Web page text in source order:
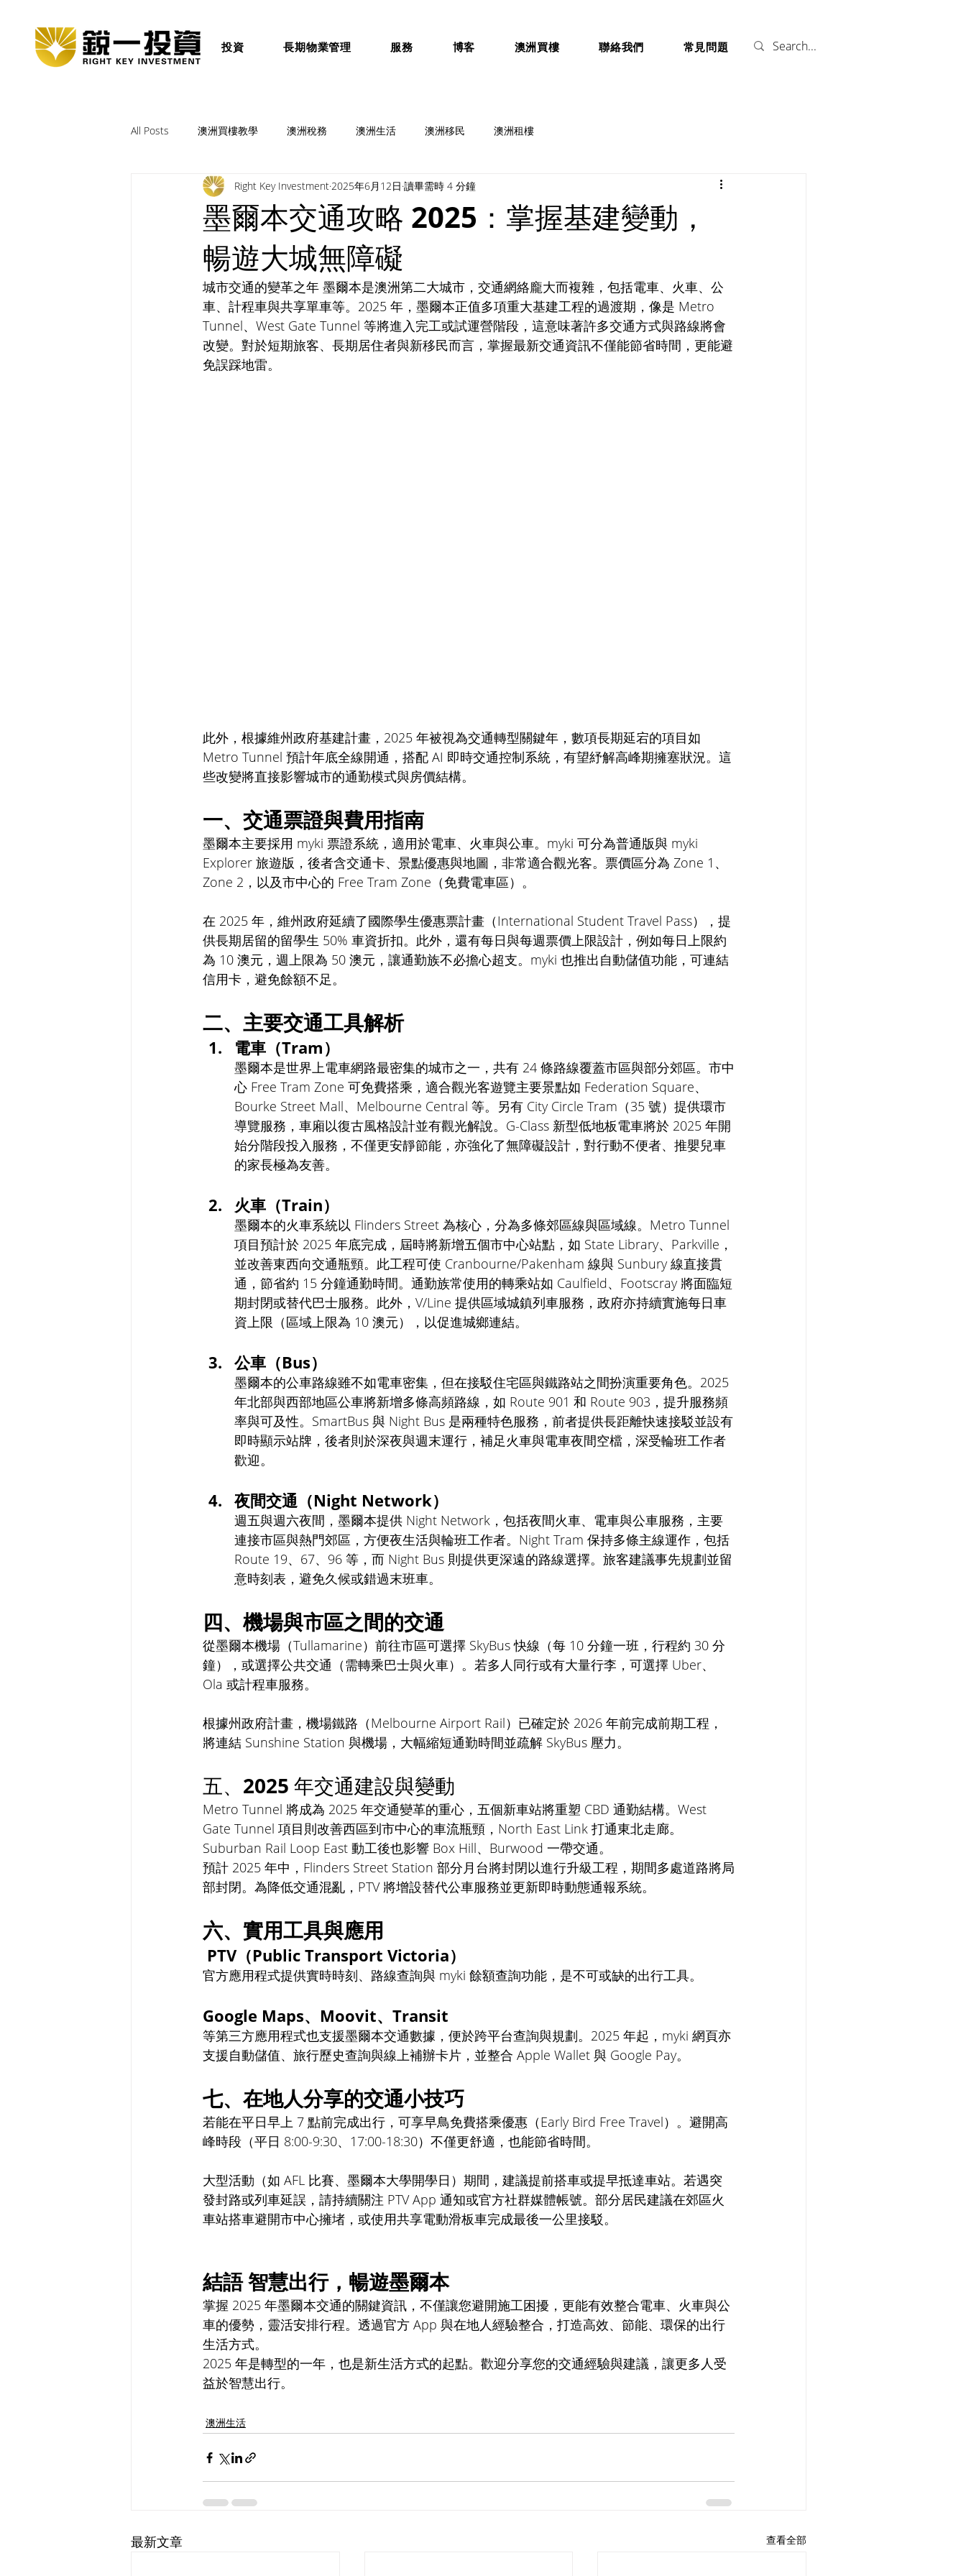
投資 長期物業管理 服務 博客 澳洲買樓 聯絡我們 常見問題
All Posts 澳洲買樓教學 澳洲稅務 澳洲生活 澳洲移民 澳洲租樓
墨爾本交通攻略 2025：掌握基建變動，
暢遊大城無障礙
Right Key Investment 2025年6月12日 讀畢需時 4 分鐘
城市交通的變革之年 墨爾本是澳洲第二大城市，交通網絡龐大而複雜，包括電車、火車、公
車、計程車與共享單車等。2025 年，墨爾本正值多項重大基建工程的過渡期，像是 Metro
Tunnel、West Gate Tunnel 等將進入完工或試運營階段，這意味著許多交通方式與路線將會
改變。對於短期旅客、長期居住者與新移民而言，掌握最新交通資訊不僅能節省時間，更能避
免誤踩地雷。
此外，根據維州政府基建計畫，2025 年被視為交通轉型關鍵年，數項長期延宕的項目如
Metro Tunnel 預計年底全線開通，搭配 AI 即時交通控制系統，有望紓解高峰期擁塞狀況。這
些改變將直接影響城市的通勤模式與房價結構。
一、交通票證與費用指南
墨爾本主要採用 myki 票證系統，適用於電車、火車與公車。myki 可分為普通版與 myki
Explorer 旅遊版，後者含交通卡、景點優惠與地圖，非常適合觀光客。票價區分為 Zone 1、
Zone 2，以及市中心的 Free Tram Zone（免費電車區）。
在 2025 年，維州政府延續了國際學生優惠票計畫（International Student Travel Pass），提
供長期居留的留學生 50% 車資折扣。此外，還有每日與每週票價上限設計，例如每日上限約
為 10 澳元，週上限為 50 澳元，讓通勤族不必擔心超支。myki 也推出自動儲值功能，可連結
信用卡，避免餘額不足。
二、主要交通工具解析
電車（Tram）
墨爾本是世界上電車網路最密集的城市之一，共有 24 條路線覆蓋市區與部分郊區。市中
心 Free Tram Zone 可免費搭乘，適合觀光客遊覽主要景點如 Federation Square、
Bourke Street Mall、Melbourne Central 等。另有 City Circle Tram（35 號）提供環市
導覽服務，車廂以復古風格設計並有觀光解說。G-Class 新型低地板電車將於 2025 年開
始分階段投入服務，不僅更安靜節能，亦強化了無障礙設計，對行動不便者、推嬰兒車
的家長極為友善。
火車（Train）
墨爾本的火車系統以 Flinders Street 為核心，分為多條郊區線與區域線。Metro Tunnel
項目預計於 2025 年底完成，屆時將新增五個市中心站點，如 State Library、Parkville，
並改善東西向交通瓶頸。此工程可使 Cranbourne/Pakenham 線與 Sunbury 線直接貫
通，節省約 15 分鐘通勤時間。通勤族常使用的轉乘站如 Caulfield、Footscray 將面臨短
期封閉或替代巴士服務。此外，V/Line 提供區域城鎮列車服務，政府亦持續實施每日車
資上限（區域上限為 10 澳元），以促進城鄉連結。
公車（Bus）
墨爾本的公車路線雖不如電車密集，但在接駁住宅區與鐵路站之間扮演重要角色。2025
年北部與西部地區公車將新增多條高頻路線，如 Route 901 和 Route 903，提升服務頻
率與可及性。SmartBus 與 Night Bus 是兩種特色服務，前者提供長距離快速接駁並設有
即時顯示站牌，後者則於深夜與週末運行，補足火車與電車夜間空檔，深受輪班工作者
歡迎。
夜間交通（Night Network）
週五與週六夜間，墨爾本提供 Night Network，包括夜間火車、電車與公車服務，主要
連接市區與熱門郊區，方便夜生活與輪班工作者。Night Tram 保持多條主線運作，包括
Route 19、67、96 等，而 Night Bus 則提供更深遠的路線選擇。旅客建議事先規劃並留
意時刻表，避免久候或錯過末班車。
四、機場與市區之間的交通
從墨爾本機場（Tullamarine）前往市區可選擇 SkyBus 快線（每 10 分鐘一班，行程約 30 分
鐘），或選擇公共交通（需轉乘巴士與火車）。若多人同行或有大量行李，可選擇 Uber、
Ola 或計程車服務。
根據州政府計畫，機場鐵路（Melbourne Airport Rail）已確定於 2026 年前完成前期工程，
將連結 Sunshine Station 與機場，大幅縮短通勤時間並疏解 SkyBus 壓力。
五、2025 年交通建設與變動
Metro Tunnel 將成為 2025 年交通變革的重心，五個新車站將重塑 CBD 通勤結構。West
Gate Tunnel 項目則改善西區到市中心的車流瓶頸，North East Link 打通東北走廊。
Suburban Rail Loop East 動工後也影響 Box Hill、Burwood 一帶交通。
預計 2025 年中，Flinders Street Station 部分月台將封閉以進行升級工程，期間多處道路將局
部封閉。為降低交通混亂，PTV 將增設替代公車服務並更新即時動態通報系統。
六、實用工具與應用
PTV（Public Transport Victoria）
官方應用程式提供實時時刻、路線查詢與 myki 餘額查詢功能，是不可或缺的出行工具。
Google Maps、Moovit、Transit
等第三方應用程式也支援墨爾本交通數據，便於跨平台查詢與規劃。2025 年起，myki 網頁亦
支援自動儲值、旅行歷史查詢與線上補辦卡片，並整合 Apple Wallet 與 Google Pay。
七、在地人分享的交通小技巧
若能在平日早上 7 點前完成出行，可享早鳥免費搭乘優惠（Early Bird Free Travel）。避開高
峰時段（平日 8:00-9:30、17:00-18:30）不僅更舒適，也能節省時間。
大型活動（如 AFL 比賽、墨爾本大學開學日）期間，建議提前搭車或提早抵達車站。若遇突
發封路或列車延誤，請持續關注 PTV App 通知或官方社群媒體帳號。部分居民建議在郊區火
車站搭車避開市中心擁堵，或使用共享電動滑板車完成最後一公里接駁。
結語 智慧出行，暢遊墨爾本
掌握 2025 年墨爾本交通的關鍵資訊，不僅讓您避開施工困擾，更能有效整合電車、火車與公
車的優勢，靈活安排行程。透過官方 App 與在地人經驗整合，打造高效、節能、環保的出行
生活方式。
2025 年是轉型的一年，也是新生活方式的起點。歡迎分享您的交通經驗與建議，讓更多人受
益於智慧出行。
澳洲生活
最新文章 查看全部